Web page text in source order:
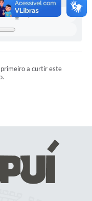
primeiro a curtir este